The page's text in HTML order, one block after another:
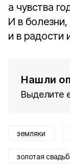
а чувства
И в болезни,
и в радости
Нашли
Выделите
земляки
золотая